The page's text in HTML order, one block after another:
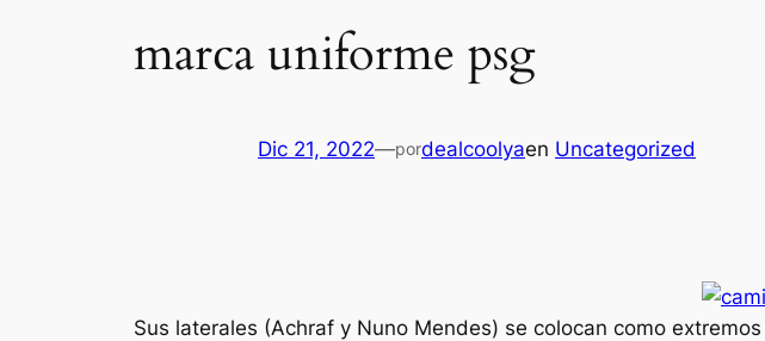
marca uniforme psg
Dic 21, 2022—pordealcoolyaen Uncategorized
Sus laterales (Achraf y Nuno Mendes) se colocan como